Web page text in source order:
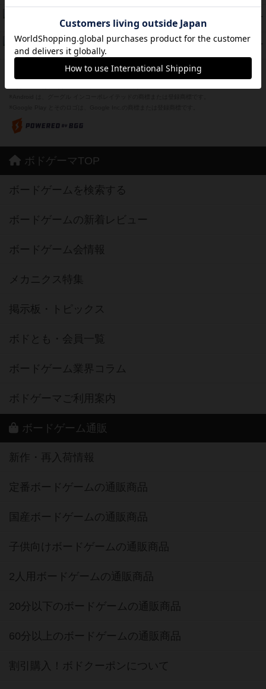
PT
紹介文なし 0件の投稿
39 PT
ふたつの城の物語
紹介文あり 6件の投稿
※Apple、Apple のロゴ は、米国および他の国々で登録されたApple Inc.の商標です。
ボドゲーマTOP
ボードゲームを検索する
ボードゲームの新着レビュー
ボードゲーム会情報
メカニクス特集
掲示板・トピックス
ボドとも・会員一覧
ボードゲーム業界コラム
ボドゲーマご利用案内
ボードゲーム通販
新作・再入荷情報
定番ボードゲームの通販商品
国産ボードゲームの通販商品
子供向けボードゲームの通販商品
2人用ボードゲームの通販商品
20分以下のボードゲームの通販商品
60分以上のボードゲームの通販商品
割引購入！ボドクーポンについて